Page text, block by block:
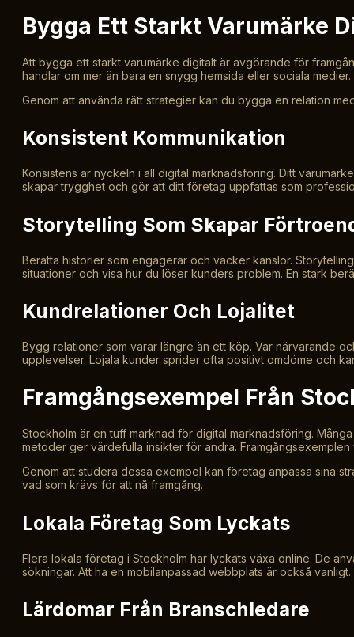
Bygga Ett Starkt Varumärke
Att bygga ett starkt varumärke digitalt är avgörande för
handlar om mer än bara en snygg hemsida eller sociala
Genom att använda rätt strategier kan du bygga en relation
Konsistent Kommunikation
Konsistens är nyckeln i all digital marknadsföring. Ditt
skapar trygghet och gör att ditt företag uppfattas som
Storytelling Som Skapar
Berätta historier som engagerar och väcker känslor.
situationer och visa hur du löser kunders problem. En stark
Kundrelationer Och Lojalitet
Bygg relationer som varar längre än ett köp. Var närvarande
upplevelser. Lojala kunder sprider ofta positivt omdöme och
Framgångsexempel Från
Stockholm är en tuff marknad för digital marknadsföring.
metoder ger värdefulla insikter för andra.
Genom att studera dessa exempel kan företag anpassa sina
vad som krävs för att nå framgång.
Lokala Företag Som Lyckats
Flera lokala företag i Stockholm har lyckats växa online. De
sökningar. Att ha en mobilanpassad webbplats är också
Lärdomar Från Branschledare